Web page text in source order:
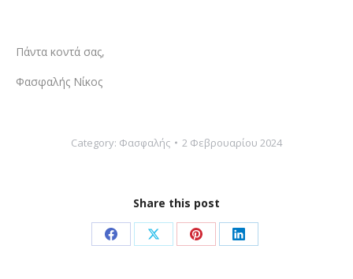
Πάντα κοντά σας,
Φασφαλής Νίκος
Category: Φασφαλής 2 Φεβρουαρίου 2024
Share this post
Share Share Share Share